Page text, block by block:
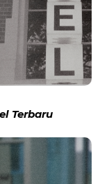
Terbaru